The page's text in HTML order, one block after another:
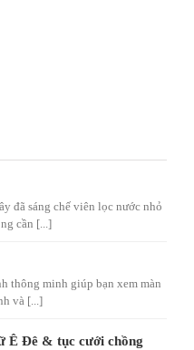
đã sáng chế viên lọc nước nhỏ
cần [...]
thông minh giúp bạn xem màn
và [...]
Ê Đê & tục cưới chồng